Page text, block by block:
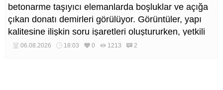
betonarme taşıyıcı elemanlarda boşluklar ve açığa
çıkan donatı demirleri görülüyor. Görüntüler, yapı
kalitesine ilişkin soru işaretleri oluştururken, yetkili
kurumların teknik inceleme yapması çağrısı yapıldı.
06.08.2026 18:03 0 1213 2